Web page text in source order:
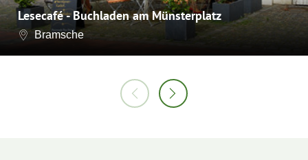
Lesecafé - Buchladen am Münsterplatz
Bramsche